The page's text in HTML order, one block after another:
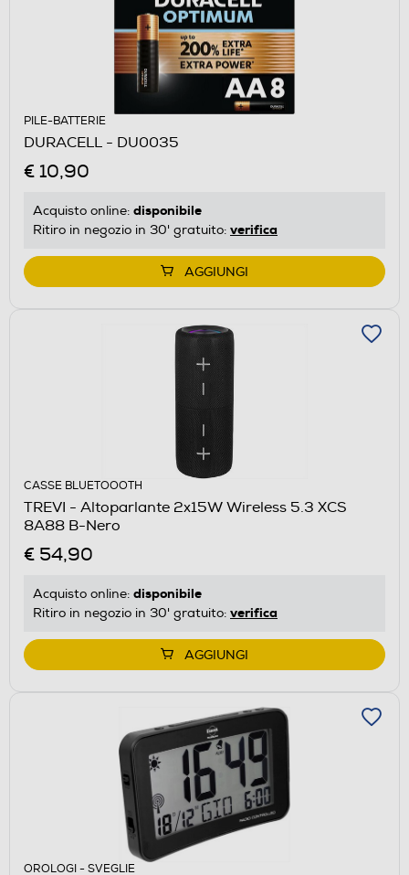
PILE-BATTERIE
DURACELL - DU0035
€ 10,90
Acquisto online: disponibile
Ritiro in negozio in 30' gratuito: verifica
AGGIUNGI
CASSE BLUETOOOTH
TREVI - Altoparlante 2x15W Wireless 5.3 XCS
8A88 B-Nero
€ 54,90
Acquisto online: disponibile
Ritiro in negozio in 30' gratuito: verifica
AGGIUNGI
OROLOGI - SVEGLIE